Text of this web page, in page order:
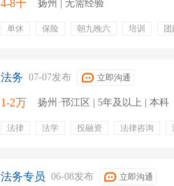
4-8千 扬州 | 无需经验
单休 保险 朝九晚六 培训 团
法务 07-07发布 立即沟通
1-2万 扬州·邗江区 | 5年及以上 | 本科
法律 法学 投融资 法律咨询
法务专员 06-08发布 立即沟通